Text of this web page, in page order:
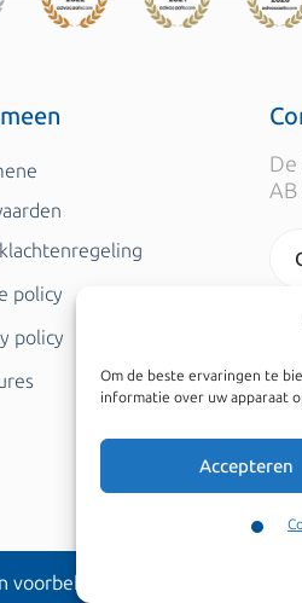
Om de beste ervaringen te
informatie over uw apparaat
Accepteren
policy
policy